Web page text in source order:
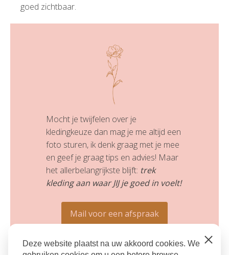
goed zichtbaar.
Mocht je twijfelen over je
kledingkeuze dan mag je me altijd een
foto sturen, ik denk graag met je mee
en geef je graag tips en advies! Maar
het allerbelangrijkste blijft: trek
kleding aan waar JIJ je goed in voelt!
Mail voor een afspraak
Deze website plaatst na uw akkoord cookies. We Close